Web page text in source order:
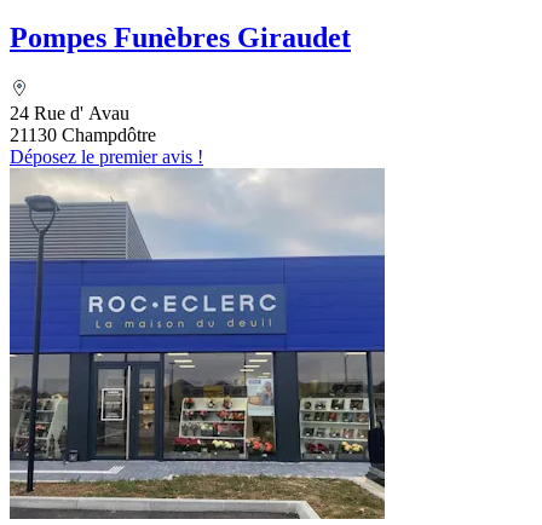
Pompes Funèbres Giraudet
24 Rue d' Avau
21130 Champdôtre
Déposez le premier avis !